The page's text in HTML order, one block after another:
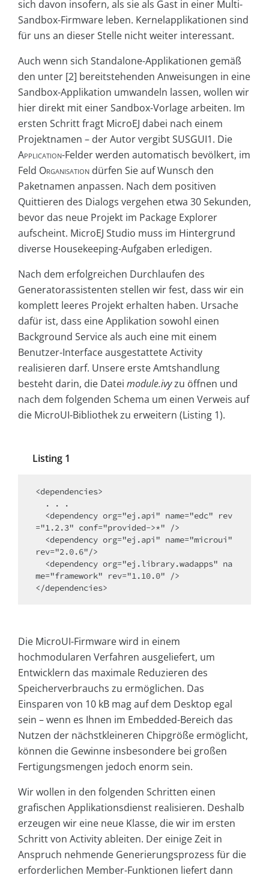
sich davon insofern, als sie als Gast in einer Multi-
Sandbox-Firmware leben. Kernelapplikationen sind
für uns an dieser Stelle nicht weiter interessant.
Auch wenn sich Standalone-Applikationen gemäß
den unter [2] bereitstehenden Anweisungen in eine
Sandbox-Applikation umwandeln lassen, wollen wir
hier direkt mit einer Sandbox-Vorlage arbeiten. Im
ersten Schritt fragt MicroEJ dabei nach einem
Projektnamen – der Autor vergibt SUSGUI1. Die
Application-Felder werden automatisch bevölkert, im
Feld Organisation dürfen Sie auf Wunsch den
Paketnamen anpassen. Nach dem positiven
Quittieren des Dialogs vergehen etwa 30 Sekunden,
bevor das neue Projekt im Package Explorer
aufscheint. MicroEJ Studio muss im Hintergrund
diverse Housekeeping-Aufgaben erledigen.
Nach dem erfolgreichen Durchlaufen des
Generatorassistenten stellen wir fest, dass wir ein
komplett leeres Projekt erhalten haben. Ursache
dafür ist, dass eine Applikation sowohl einen
Background Service als auch eine mit einem
Benutzer-Interface ausgestattete Activity
realisieren darf. Unsere erste Amtshandlung
besteht darin, die Datei module.ivyzu öffnen und
nach dem folgenden Schema um einen Verweis auf
die MicroUI-Bibliothek zu erweitern (Listing 1).
Listing 1
<dependencies>
="1.2.3" conf="provided->*" />
rev="2.0.6"/>
me="framework" rev="1.10.0" />
</dependencies>
Die MicroUI-Firmware wird in einem
hochmodularen Verfahren ausgeliefert, um
Entwicklern das maximale Reduzieren des
Speicherverbrauchs zu ermöglichen. Das
Einsparen von 10 kB mag auf dem Desktop egal
sein – wenn es Ihnen im Embedded-Bereich das
Nutzen der nächstkleineren Chipgröße ermöglicht,
können die Gewinne insbesondere bei großen
Fertigungsmengen jedoch enorm sein.
Wir wollen in den folgenden Schritten einen
grafischen Applikationsdienst realisieren. Deshalb
erzeugen wir eine neue Klasse, die wir im ersten
Schritt von Activity ableiten. Der einige Zeit in
Anspruch nehmende Generierungsprozess für die
erforderlichen Member-Funktionen liefert dann